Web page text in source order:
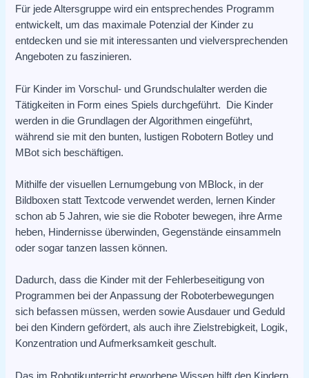
Für jede Altersgruppe wird ein entsprechendes Programm
entwickelt, um das maximale Potenzial der Kinder zu
entdecken und sie mit interessanten und vielversprechenden
Angeboten zu faszinieren.
Für Kinder im Vorschul- und Grundschulalter werden die
Tätigkeiten in Form eines Spiels durchgeführt. Die Kinder
werden in die Grundlagen der Algorithmen eingeführt,
während sie mit den bunten, lustigen Robotern Botley und
MBot sich beschäftigen.
Mithilfe der visuellen Lernumgebung von MBlock, in der
Bildboxen statt Textcode verwendet werden, lernen Kinder
schon ab 5 Jahren, wie sie die Roboter bewegen, ihre Arme
heben, Hindernisse überwinden, Gegenstände einsammeln
oder sogar tanzen lassen können.
Dadurch, dass die Kinder mit der Fehlerbeseitigung von
Programmen bei der Anpassung der Roboterbewegungen
sich befassen müssen, werden sowie Ausdauer und Geduld
bei den Kindern gefördert, als auch ihre Zielstrebigkeit, Logik,
Konzentration und Aufmerksamkeit geschult.
Das im Robotikunterricht erworbene Wissen hilft den Kindern,